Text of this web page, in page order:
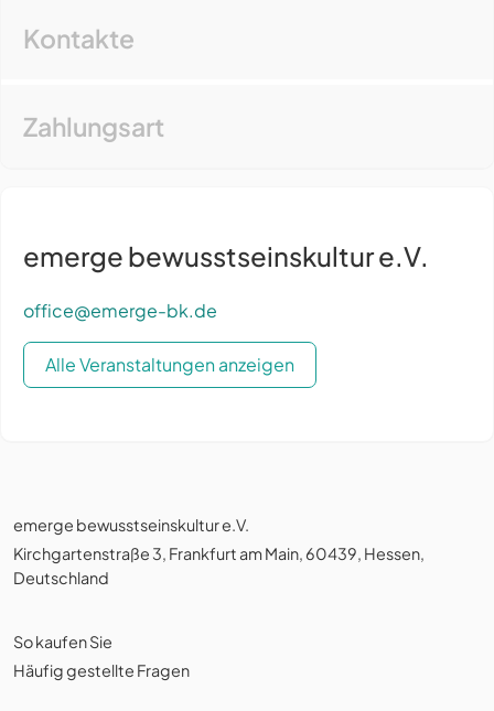
Kontakte
Zahlungsart
emerge bewusstseinskultur e.V.
office@emerge-bk.de
Alle Veranstaltungen anzeigen
emerge bewusstseinskultur e.V.
Kirchgartenstraße 3, Frankfurt am Main, 60439, Hessen,
Deutschland
So kaufen Sie
Häufig gestellte Fragen